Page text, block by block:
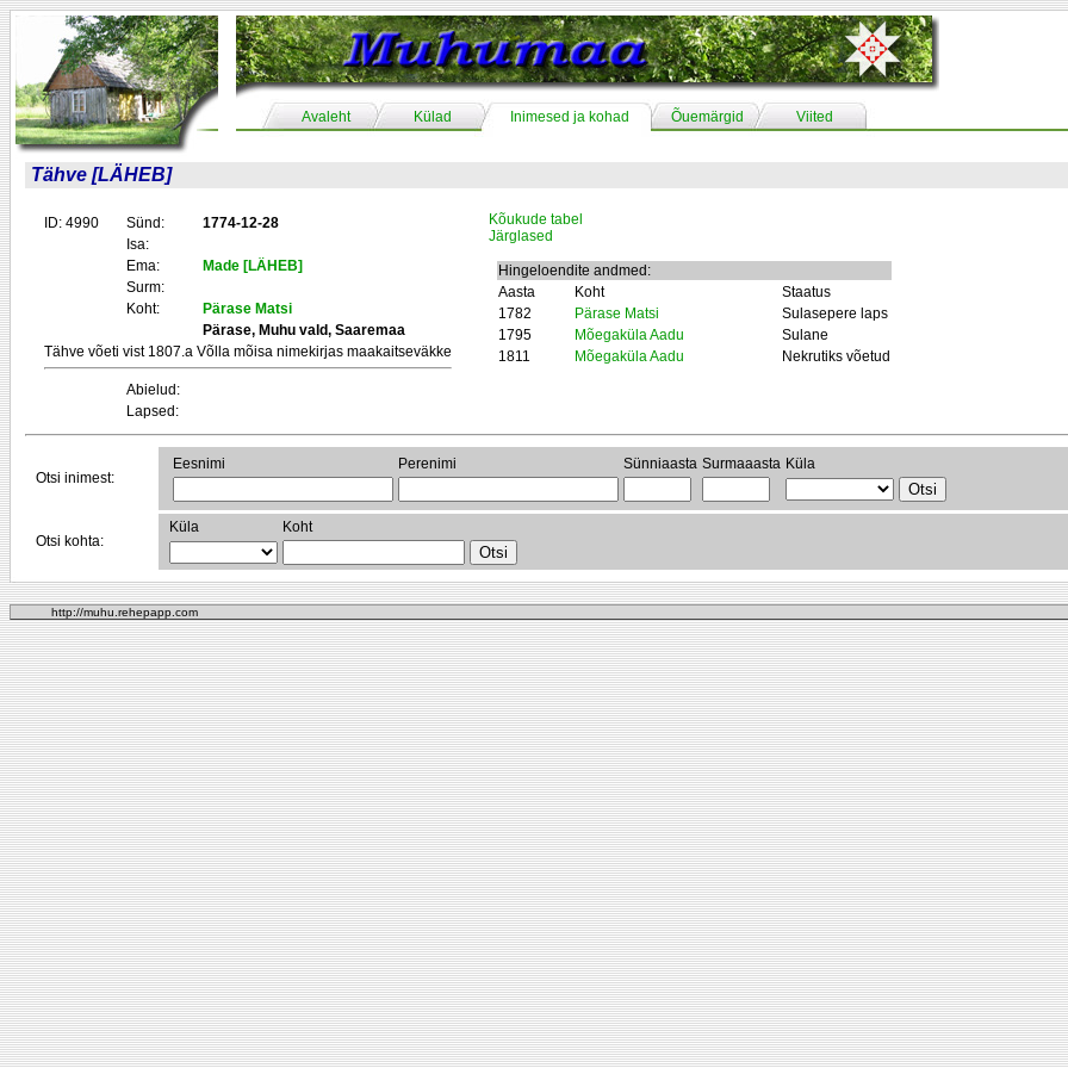
Avaleht Külad Inimesed ja kohad Õuemärgid Viited
Tähve [LÄHEB]
ID: 4990 Sünd:
1774-12-28
Isa:
Ema:
Made [LÄHEB]
Surm:
Koht:
Pärase Matsi
Pärase, Muhu vald, Saaremaa
Tähve võeti vist 1807.a Võlla mõisa nimekirjas maakaitseväkke
Abielud:
Lapsed:
Kõukude tabel
Järglased
Hingeloendite andmed:
Aasta
Koht
Staatus
1782
Pärase Matsi
Sulasepere laps
1795
Mõegaküla Aadu
Sulane
1811
Mõegaküla Aadu Nekrutiks võetud
Otsi inimest:
Eesnimi Perenimi Sünniaasta Surmaaasta Küla
Otsi kohta:
Küla Koht
http://muhu.rehepapp.com